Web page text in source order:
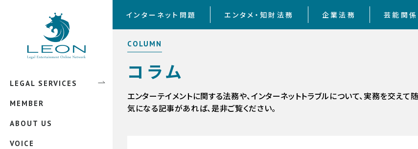
LEGAL SERVICES
MEMBER
ABOUT US
VOICE
エンタメ法務
インターネット上のトラブル 誹謗中傷被害
法務外注サービス
顧問弁護士サービス
弁護士 佐藤 匠
弁護士 中本 緑吾
インターネット問題 エンタメ・知財法務 企業法務 芸能関係
COLUMN
コラム
エンターテイメントに関する法務や、インターネットトラブルについて、実務を交えて
気になる記事があれば、是非ご覧ください。